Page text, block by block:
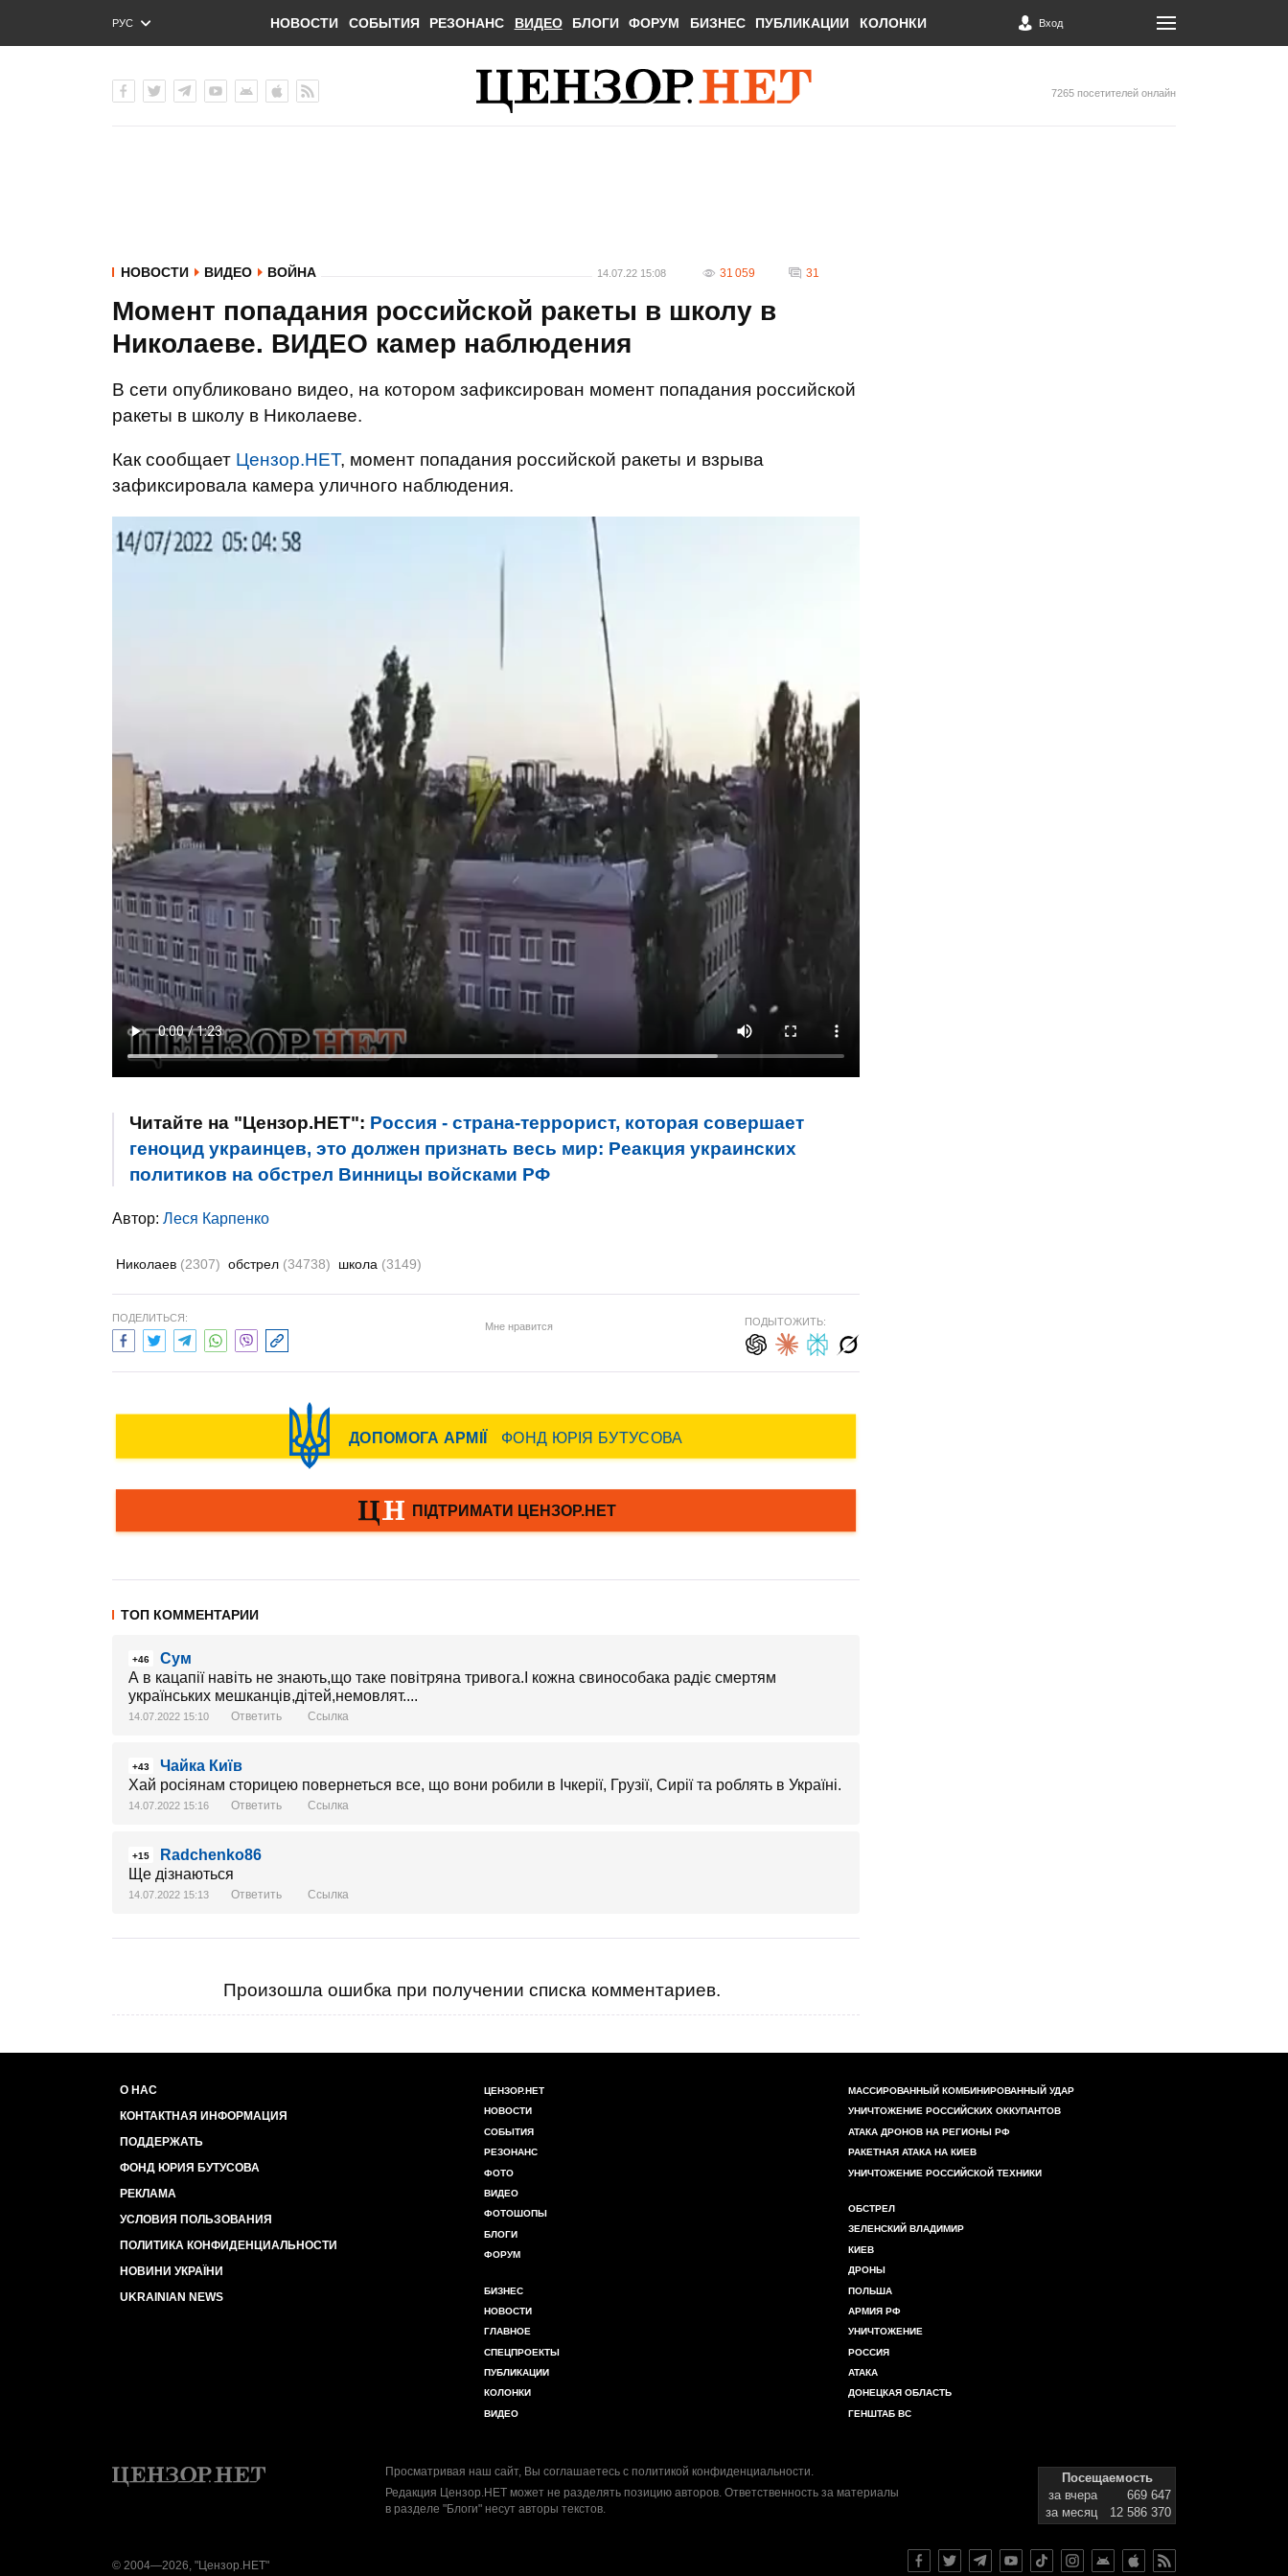
РУС
ENG
НОВОСТИ СОБЫТИЯ РЕЗОНАНС ВИДЕО БЛОГИ ФОРУМ БИЗНЕС ПУБЛИКАЦИИ КОЛОНКИ Вход
7265 посетителей онлайн
НОВОСТИ ВИДЕО ВОЙНА 14.07.22 15:08 31 059 31
Момент попадания российской ракеты в школу в
Николаеве. ВИДЕО камер наблюдения
В сети опубликовано видео, на котором зафиксирован момент попадания российской
ракеты в школу в Николаеве.
Как сообщает Цензор.НЕТ, момент попадания российской ракеты и взрыва
зафиксировала камера уличного наблюдения.
Читайте на "Цензор.НЕТ": Россия - страна-террорист, которая совершает
геноцид украинцев, это должен признать весь мир: Реакция украинских
политиков на обстрел Винницы войсками РФ
Автор: Леся Карпенко
Николаев (2307) обстрел (34738) школа (3149)
ПОДЕЛИТЬСЯ:
Мне нравится ПОДЫТОЖИТЬ:
ТОП КОММЕНТАРИИ
+46
Сум
А в кацапії навіть не знають,що таке повітряна тривога.І кожна свинособака радіє смертям
українських мешканців,дітей,немовлят....
14.07.2022 15:10 Ответить Ссылка
+43
Чайка Київ
Хай росіянам сторицею повернеться все, що вони робили в Ічкерії, Грузії, Сирії та роблять в Україні.
14.07.2022 15:16 Ответить Ссылка
+15
Radchenko86
Ще дізнаються
14.07.2022 15:13 Ответить Ссылка
Произошла ошибка при получении списка комментариев.
О НАС
КОНТАКТНАЯ ИНФОРМАЦИЯ
ПОДДЕРЖАТЬ
ФОНД ЮРИЯ БУТУСОВА
РЕКЛАМА
УСЛОВИЯ ПОЛЬЗОВАНИЯ
ПОЛИТИКА КОНФИДЕНЦИАЛЬНОСТИ
НОВИНИ УКРАЇНИ
UKRAINIAN NEWS
ЦЕНЗОР.НЕТ
НОВОСТИ
СОБЫТИЯ
РЕЗОНАНС
ФОТО
ВИДЕО
ФОТОШОПЫ
БЛОГИ
ФОРУМ
БИЗНЕС
НОВОСТИ
ГЛАВНОЕ
СПЕЦПРОЕКТЫ
ПУБЛИКАЦИИ
КОЛОНКИ
ВИДЕО
МАССИРОВАННЫЙ КОМБИНИРОВАННЫЙ УДАР
УНИЧТОЖЕНИЕ РОССИЙСКИХ ОККУПАНТОВ
АТАКА ДРОНОВ НА РЕГИОНЫ РФ
РАКЕТНАЯ АТАКА НА КИЕВ
УНИЧТОЖЕНИЕ РОССИЙСКОЙ ТЕХНИКИ
ОБСТРЕЛ
ЗЕЛЕНСКИЙ ВЛАДИМИР
КИЕВ
ДРОНЫ
ПОЛЬША
АРМИЯ РФ
УНИЧТОЖЕНИЕ
РОССИЯ
АТАКА
ДОНЕЦКАЯ ОБЛАСТЬ
ГЕНШТАБ ВС
Просматривая наш сайт, Вы соглашаетесь с политикой конфиденциальности.
Редакция Цензор.НЕТ может не разделять позицию авторов. Ответственность за материалы
в разделе "Блоги" несут авторы текстов.
Посещаемость
за вчера
669 647
за месяц
12 586 370
© 2004—2026, "Цензор.НЕТ"